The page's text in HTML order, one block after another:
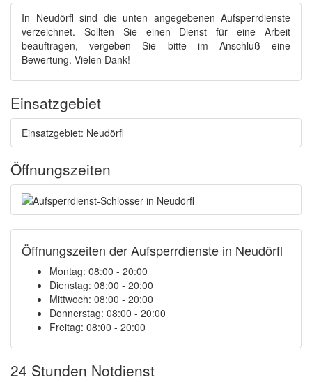
In Neudörfl sind die unten angegebenen Aufsperrdienste
verzeichnet. Sollten Sie einen Dienst für eine Arbeit
beauftragen, vergeben Sie bitte im Anschluß eine
Bewertung. Vielen Dank!
Einsatzgebiet
Einsatzgebiet: Neudörfl
Öffnungszeiten
Öffnungszeiten der Aufsperrdienste in Neudörfl
Montag: 08:00 - 20:00
Dienstag: 08:00 - 20:00
Mittwoch: 08:00 - 20:00
Donnerstag: 08:00 - 20:00
Freitag: 08:00 - 20:00
24 Stunden Notdienst